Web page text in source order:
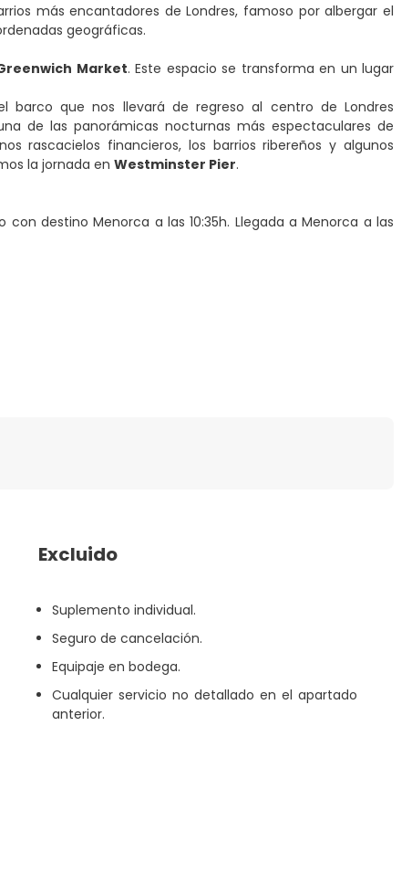
más encantadores de Londres, famoso por albergar el
geográficas.
Market. Este espacio se transforma en un lugar
barco que nos llevará de regreso al centro de Londres
de las panorámicas nocturnas más espectaculares de
rascacielos financieros, los barrios ribereños y algunos
la jornada en Westminster Pier.
destino Menorca a las 10:35h. Llegada a Menorca a las
Excluido
Suplemento individual.
Seguro de cancelación.
Equipaje en bodega.
Cualquier servicio no detallado en el apartado
anterior.